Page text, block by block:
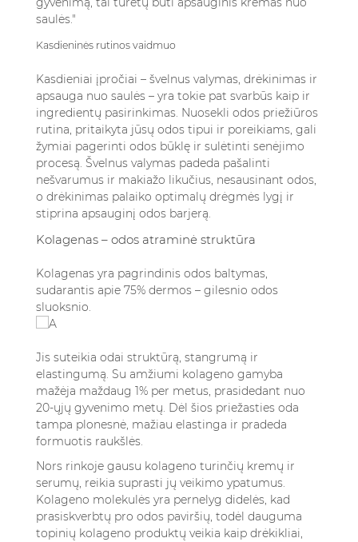
saulės."
Kasdieninės rutinos vaidmuo
Kasdieniai įpročiai – švelnus valymas, drėkinimas ir
apsauga nuo saulės – yra tokie pat svarbūs kaip ir
ingredientų pasirinkimas. Nuosekli odos priežiūros
rutina, pritaikyta jūsų odos tipui ir poreikiams, gali
žymiai pagerinti odos būklę ir sulėtinti senėjimo
procesą. Švelnus valymas padeda pašalinti
nešvarumus ir makiažo likučius, nesausinant odos,
o drėkinimas palaiko optimalų drėgmės lygį ir
stiprina apsauginį odos barjerą.
Kolagenas – odos atraminė struktūra
Kolagenas yra pagrindinis odos baltymas,
sudarantis apie 75% dermos – gilesnio odos
sluoksnio.
Jis suteikia odai struktūrą, stangrumą ir
elastingumą. Su amžiumi kolageno gamyba
mažėja maždaug 1% per metus, prasidedant nuo
20-ųjų gyvenimo metų. Dėl šios priežasties oda
tampa plonesnė, mažiau elastinga ir pradeda
formuotis raukšlės.
Nors rinkoje gausu kolageno turinčių kremų ir
serumų, reikia suprasti jų veikimo ypatumus.
Kolageno molekulės yra pernelyg didelės, kad
prasiskverbtų pro odos paviršių, todėl dauguma
topinių kolageno produktų veikia kaip drėkikliai,